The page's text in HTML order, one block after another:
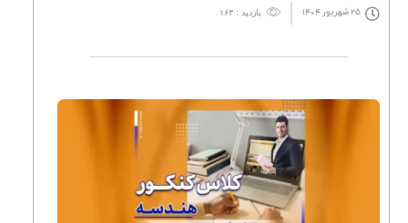
۲۵ شهریور ۱۴۰۴ بازدید : ۱۶۳